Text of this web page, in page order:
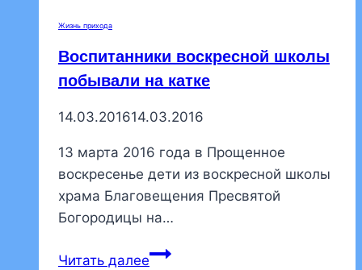
первое
богослужение
Жизнь прихода
Воспитанники воскресной школы
побывали на катке
14.03.201614.03.2016
13 марта 2016 года в Прощенное
воскресенье дети из воскресной школы
храма Благовещения Пресвятой
Богородицы на…
Читать далееВоспитанники